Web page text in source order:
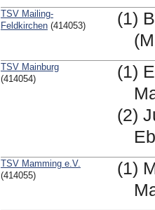
TSV Mailing-
Feldkirchen(414053)
(1)
TSV Mainburg
(414054)
(1)
(2)
TSV Mamming e.V.
(414055)
(1)